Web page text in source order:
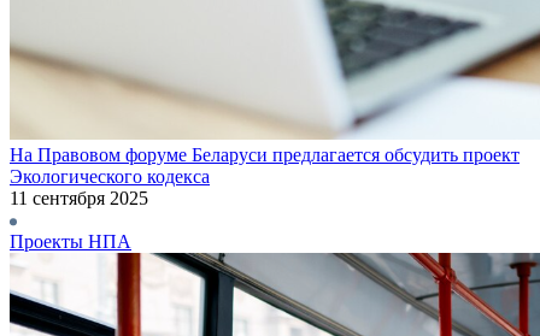
На Правовом форуме Беларуси предлагается обсудить проект
Экологического кодекса
11 сентября 2025
Проекты НПА